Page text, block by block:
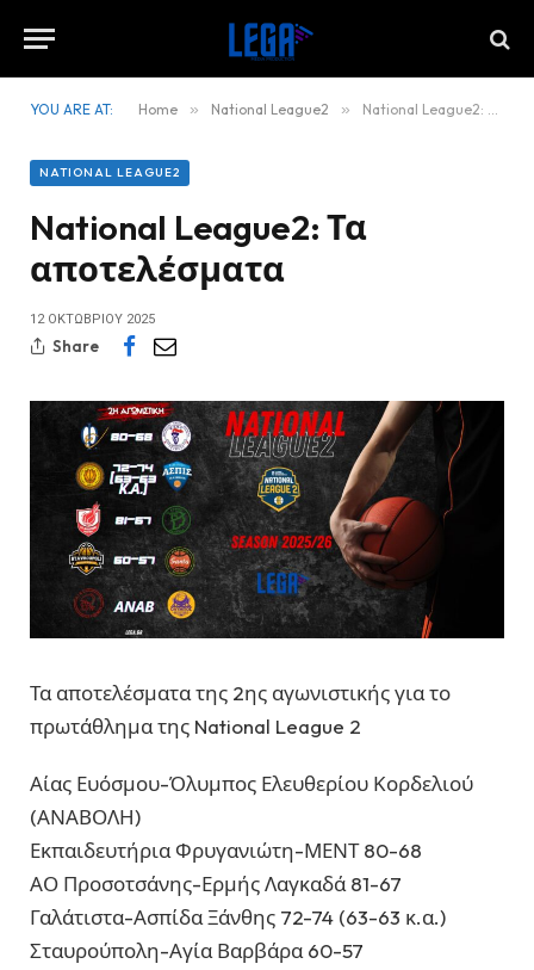
YOU ARE AT: Home » National League2 » National League2: Τα αποτελέσματα
NATIONAL LEAGUE2
National League2: Τα
αποτελέσματα
12 ΟΚΤΩΒΡΊΟΥ 2025
Share
Τα αποτελέσματα της 2ης αγωνιστικής για το
πρωτάθλημα της National League 2
Αίας Ευόσμου-Όλυμπος Ελευθερίου Κορδελιού
(ΑΝΑΒΟΛΗ)
Εκπαιδευτήρια Φρυγανιώτη-ΜΕΝΤ 80-68
ΑΟ Προσοτσάνης-Ερμής Λαγκαδά 81-67
Γαλάτιστα-Ασπίδα Ξάνθης 72-74 (63-63 κ.α.)
Σταυρούπολη-Αγία Βαρβάρα 60-57